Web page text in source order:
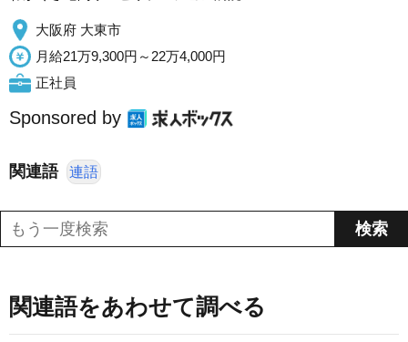
大阪府 大東市
月給21万9,300円～22万4,000円
正社員
Sponsored by
関連語 連語
関連語をあわせて調べる